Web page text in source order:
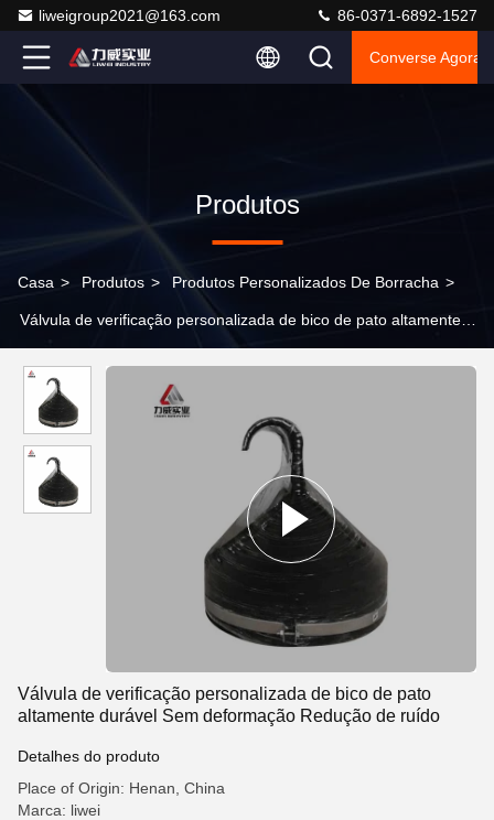
liweigroup2021@163.com 86-0371-6892-1527
Converse Agora
Produtos
Casa > Produtos > Produtos Personalizados De Borracha >
Válvula de verificação personalizada de bico de pato altamente
Válvula de verificação personalizada de bico de pato
altamente durável Sem deformação Redução de ruído
Detalhes do produto
Place of Origin: Henan, China
Marca: liwei